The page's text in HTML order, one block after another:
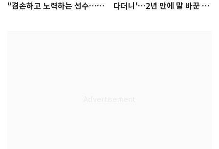
"겸손하고 노력하는 선수…좋
다더니'…2년 만에 말 바꾼 이